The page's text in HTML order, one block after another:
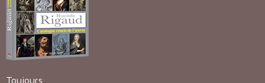
Toujours